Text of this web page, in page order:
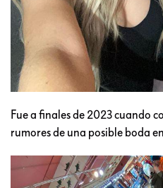
Fue a finales de 2023 cuando
rumores de una posible boda